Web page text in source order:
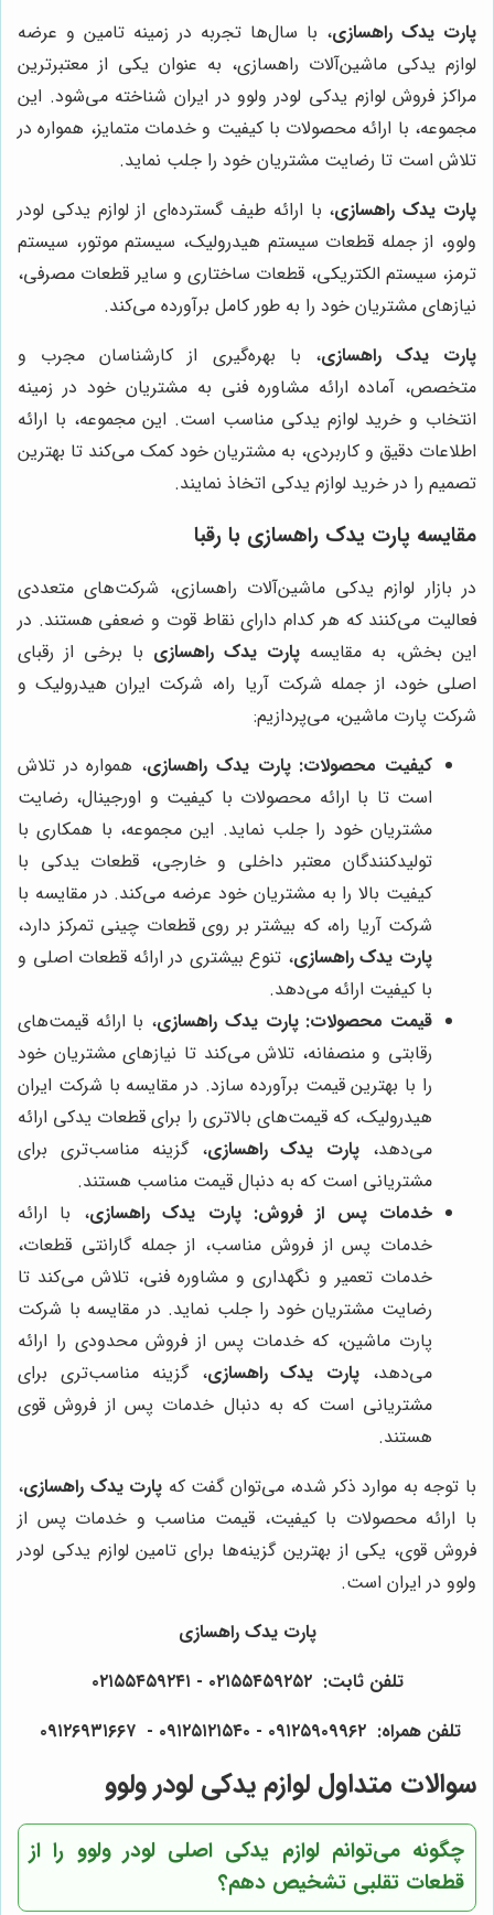
پارت یدک راهسازی، با سال‌ها تجربه در زمینه تامین و عرضه
لوازم یدکی ماشین‌آلات راهسازی، به عنوان یکی از معتبرترین
مراکز فروش لوازم یدکی لودر ولوو در ایران شناخته می‌شود. این
مجموعه، با ارائه محصولات با کیفیت و خدمات متمایز، همواره در
تلاش است تا رضایت مشتریان خود را جلب نماید.
پارت یدک راهسازی، با ارائه طیف گسترده‌ای از لوازم یدکی لودر
ولوو، از جمله قطعات سیستم هیدرولیک، سیستم موتور، سیستم
ترمز، سیستم الکتریکی، قطعات ساختاری و سایر قطعات مصرفی،
نیازهای مشتریان خود را به طور کامل برآورده می‌کند.
پارت یدک راهسازی، با بهره‌گیری از کارشناسان مجرب و
متخصص، آماده ارائه مشاوره فنی به مشتریان خود در زمینه
انتخاب و خرید لوازم یدکی مناسب است. این مجموعه، با ارائه
اطلاعات دقیق و کاربردی، به مشتریان خود کمک می‌کند تا بهترین
تصمیم را در خرید لوازم یدکی اتخاذ نمایند.
مقایسه پارت یدک راهسازی با رقبا
در بازار لوازم یدکی ماشین‌آلات راهسازی، شرکت‌های متعددی
فعالیت می‌کنند که هر کدام دارای نقاط قوت و ضعفی هستند. در
این بخش، به مقایسه پارت یدک راهسازی با برخی از رقبای
اصلی خود، از جمله شرکت آریا راه، شرکت ایران هیدرولیک و
شرکت پارت ماشین، می‌پردازیم:
کیفیت محصولات: پارت یدک راهسازی، همواره در تلاش
است تا با ارائه محصولات با کیفیت و اورجینال، رضایت
مشتریان خود را جلب نماید. این مجموعه، با همکاری با
تولیدکنندگان معتبر داخلی و خارجی، قطعات یدکی با
کیفیت بالا را به مشتریان خود عرضه می‌کند. در مقایسه با
شرکت آریا راه، که بیشتر بر روی قطعات چینی تمرکز دارد،
پارت یدک راهسازی، تنوع بیشتری در ارائه قطعات اصلی و
با کیفیت ارائه می‌دهد.
قیمت محصولات: پارت یدک راهسازی، با ارائه قیمت‌های
رقابتی و منصفانه، تلاش می‌کند تا نیازهای مشتریان خود
را با بهترین قیمت برآورده سازد. در مقایسه با شرکت ایران
هیدرولیک، که قیمت‌های بالاتری را برای قطعات یدکی ارائه
می‌دهد، پارت یدک راهسازی، گزینه مناسب‌تری برای
مشتریانی است که به دنبال قیمت مناسب هستند.
خدمات پس از فروش: پارت یدک راهسازی، با ارائه
خدمات پس از فروش مناسب، از جمله گارانتی قطعات،
خدمات تعمیر و نگهداری و مشاوره فنی، تلاش می‌کند تا
رضایت مشتریان خود را جلب نماید. در مقایسه با شرکت
پارت ماشین، که خدمات پس از فروش محدودی را ارائه
می‌دهد، پارت یدک راهسازی، گزینه مناسب‌تری برای
مشتریانی است که به دنبال خدمات پس از فروش قوی
هستند.
با توجه به موارد ذکر شده، می‌توان گفت که پارت یدک راهسازی،
با ارائه محصولات با کیفیت، قیمت مناسب و خدمات پس از
فروش قوی، یکی از بهترین گزینه‌ها برای تامین لوازم یدکی لودر
ولوو در ایران است.
پارت یدک راهسازی
تلفن ثابت: ۰۲۱۵۵۴۵۹۲۵۲ - ۰۲۱۵۵۴۵۹۲۴۱
تلفن همراه: ۰۹۱۲۵۹۰۹۹۶۲ - ۰۹۱۲۵۱۲۱۵۴۰‌‌‌ - ۰۹۱۲۶۹۳۱۶۶۷
سوالات متداول لوازم یدکی لودر ولوو
چگونه می‌توانم لوازم یدکی اصلی لودر ولوو را از
قطعات تقلبی تشخیص دهم؟